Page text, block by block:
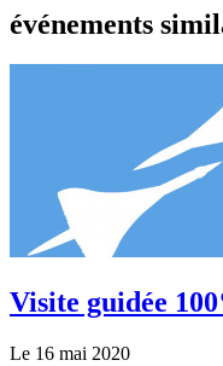
événements
Visite guidée
Le 16 mai 2020